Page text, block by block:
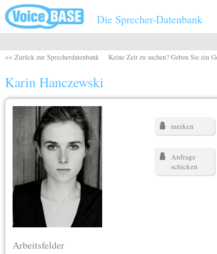
Direkt zum Inhalt
Die Sprecher-Datenbank
<< Zurück zur Sprecherdatenbank Keine Zeit zu suchen? Geben Sie ein
Karin Hanczewski
merken
Anfrage
schicken
Arbeitsfelder